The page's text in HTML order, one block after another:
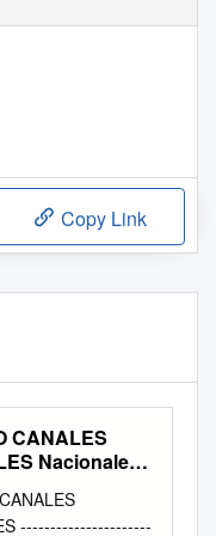
Copy Link
CANALES
Nacionales
----------------------